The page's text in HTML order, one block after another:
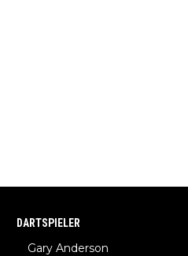
DARTSPIELER
Gary Anderson